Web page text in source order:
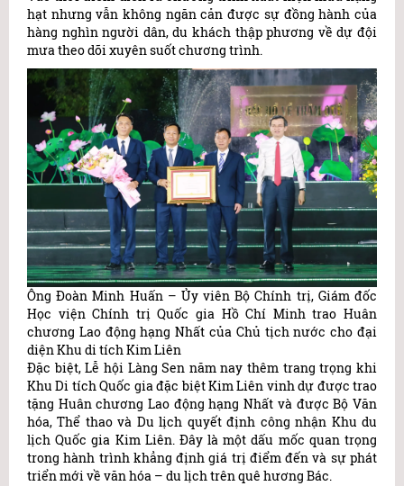
hạt nhưng vẫn không ngăn cản được sự đồng hành của
hàng nghìn người dân, du khách thập phương về dự đội
mưa theo dõi xuyên suốt chương trình.
Ông Đoàn Minh Huấn – Ủy viên Bộ Chính trị, Giám đốc
Học viện Chính trị Quốc gia Hồ Chí Minh trao Huân
chương Lao động hạng Nhất của Chủ tịch nước cho đại
diện Khu di tích Kim Liên
Đặc biệt, Lễ hội Làng Sen năm nay thêm trang trọng khi
Khu Di tích Quốc gia đặc biệt Kim Liên vinh dự được trao
tặng Huân chương Lao động hạng Nhất và được Bộ Văn
hóa, Thể thao và Du lịch quyết định công nhận Khu du
lịch Quốc gia Kim Liên. Đây là một dấu mốc quan trọng
trong hành trình khẳng định giá trị điểm đến và sự phát
triển mới về văn hóa – du lịch trên quê hương Bác.